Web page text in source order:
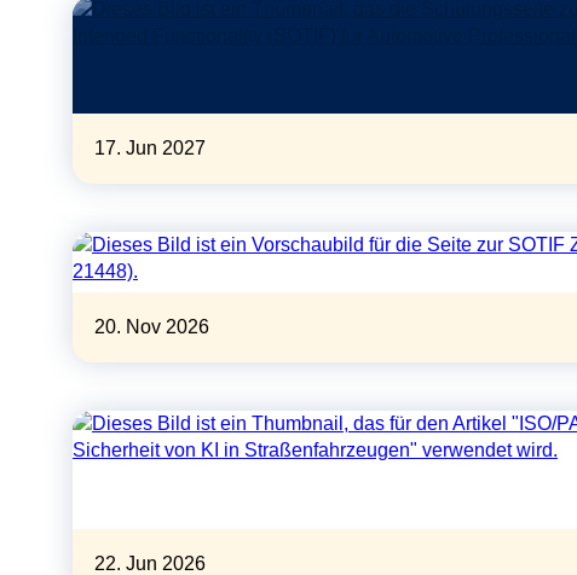
17. Jun 2027
20. Nov 2026
22. Jun 2026